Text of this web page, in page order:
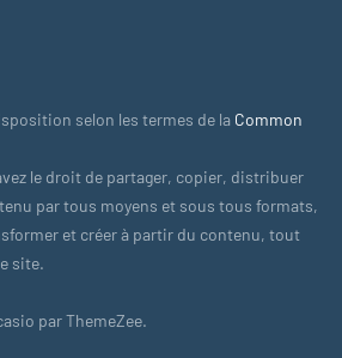
selon les termes de la Common
le droit de partager, copier, distribuer
par tous moyens et sous tous formats,
et créer à partir du contenu, tout
site.
par ThemeZee.